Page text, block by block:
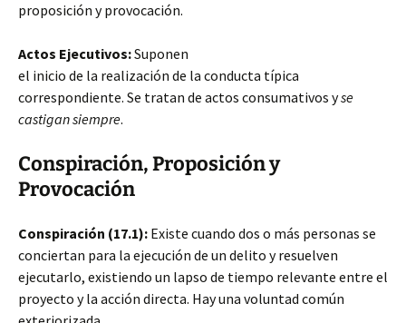
proposición y provocación.
Actos Ejecutivos:Suponen
el inicio de la realización de la conducta típica
correspondiente. Se tratan de actos consumativos yse
castigan siempre.
Conspiración, Proposición y
Provocación
Conspiración (17.1): Existe cuando dos o más personas se
conciertan para la ejecución de un delito y resuelven
ejecutarlo, existiendo un lapso de tiempo relevante entre el
proyecto y la acción directa. Hay una voluntad común